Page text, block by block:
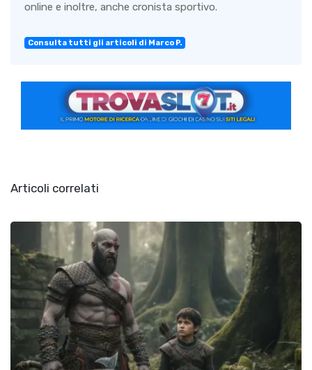
online e inoltre, anche cronista sportivo.
Consulta tutti gli articoli di Marco P.
Articoli correlati